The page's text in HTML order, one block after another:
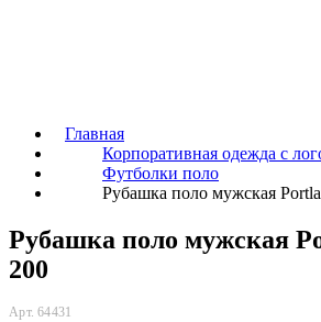
Главная
Корпоративная одежда с
Футболки поло
Рубашка поло мужская
Рубашка поло мужская
200
Арт. 64431